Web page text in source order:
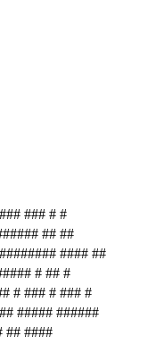
### # #
## ##
#### ##
# ## #
# ### # ### #
##### ######
## ####